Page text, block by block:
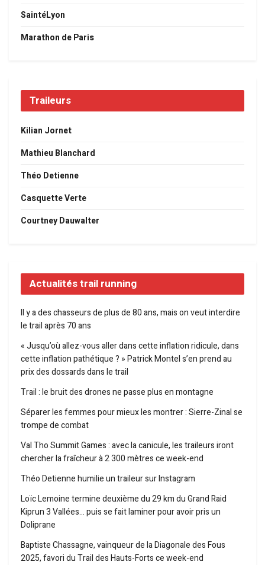
SaintéLyon
Marathon de Paris
Traileurs
Kilian Jornet
Mathieu Blanchard
Théo Detienne
Casquette Verte
Courtney Dauwalter
Actualités trail running
Il y a des chasseurs de plus de 80 ans, mais on veut interdire
le trail après 70 ans
« Jusqu’où allez-vous aller dans cette inflation ridicule, dans
cette inflation pathétique ? » Patrick Montel s’en prend au
prix des dossards dans le trail
Trail : le bruit des drones ne passe plus en montagne
Séparer les femmes pour mieux les montrer : Sierre-Zinal se
trompe de combat
Val Tho Summit Games : avec la canicule, les traileurs iront
chercher la fraîcheur à 2 300 mètres ce week-end
Théo Detienne humilie un traileur sur Instagram
Loïc Lemoine termine deuxième du 29 km du Grand Raid
Kiprun 3 Vallées… puis se fait laminer pour avoir pris un
Doliprane
Baptiste Chassagne, vainqueur de la Diagonale des Fous
2025, favori du Trail des Hauts-Forts ce week-end